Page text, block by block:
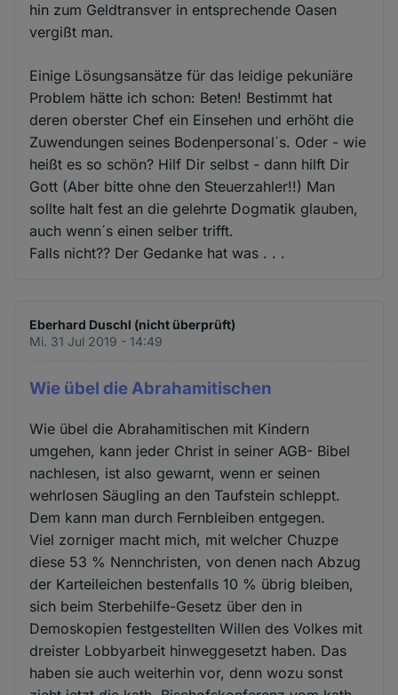
hin zum Geldtransver in entsprechende Oasen
vergißt man.
Einige Lösungsansätze für das leidige pekuniäre
Problem hätte ich schon: Beten! Bestimmt hat
deren oberster Chef ein Einsehen und erhöht die
Zuwendungen seines Bodenpersonal´s. Oder - wie
heißt es so schön? Hilf Dir selbst - dann hilft Dir
Gott (Aber bitte ohne den Steuerzahler!!) Man
sollte halt fest an die gelehrte Dogmatik glauben,
auch wenn´s einen selber trifft.
Falls nicht?? Der Gedanke hat was . . .
Eberhard Duschl (nicht überprüft)
Mi. 31 Jul 2019 - 14:49
Wie übel die Abrahamitischen
Wie übel die Abrahamitischen mit Kindern
umgehen, kann jeder Christ in seiner AGB- Bibel
nachlesen, ist also gewarnt, wenn er seinen
wehrlosen Säugling an den Taufstein schleppt.
Dem kann man durch Fernbleiben entgegen.
Viel zorniger macht mich, mit welcher Chuzpe
diese 53 % Nennchristen, von denen nach Abzug
der Karteileichen bestenfalls 10 % übrig bleiben,
sich beim Sterbehilfe-Gesetz über den in
Demoskopien festgestellten Willen des Volkes mit
dreister Lobbyarbeit hinweggesetzt haben. Das
haben sie auch weiterhin vor, denn wozu sonst